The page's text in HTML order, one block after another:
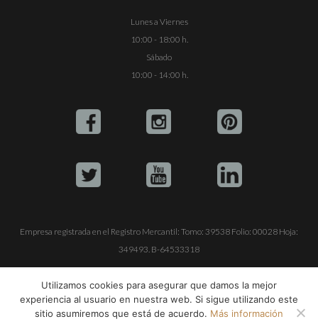
Lunes a Viernes
10:00 - 18:00 h.
Sábado
10:00 - 14:00 h.
Empresa registrada en el Registro Mercantil: Tomo: 39538 Folio: 00028 Hoja:
349493. B-64533318
ALQUILER DE YATES EN IBIZA S.L.
Utilizamos cookies para asegurar que damos la mejor
experiencia al usuario en nuestra web. Si sigue utilizando este
sitio asumiremos que está de acuerdo. Más información